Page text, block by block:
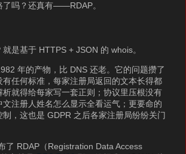
了吗？还真有——RDAP。
是基于 HTTPS + JSON 的 whois。
年的产物，比 DNS 还老。它的问题攒了
有任何标准，每家注册局返回的文本长得都
就得给每家写一套正则；协议里压根没有
注册人姓名怎么显示全看运气；更要命的
，这也是 GDPR 之后各家注册局纷纷关门
了 RDAP（Registration Data Access